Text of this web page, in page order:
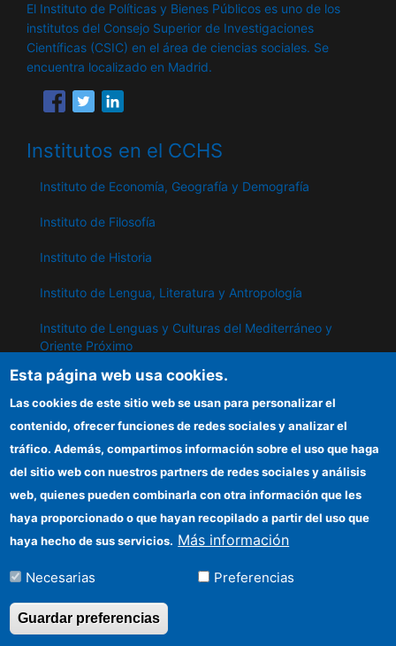
El Instituto de Políticas y Bienes Públicos es uno de los
institutos del Consejo Superior de Investigaciones
Científicas (CSIC) en el área de ciencias sociales. Se
encuentra localizado en Madrid.
Institutos en el CCHS
Instituto de Economía, Geografía y Demografía
Instituto de Filosofía
Instituto de Historia
Instituto de Lengua, Literatura y Antropología
Instituto de Lenguas y Culturas del Mediterráneo y
Oriente Próximo
Instituto de Políticas y Bienes Públicos
IPP
Sede electrónica CSIC
Información para proveedores
Organismos financiadores
Cómo llegar
Esta página web usa cookies.
Las cookies de este sitio web se usan para personalizar el
contenido, ofrecer funciones de redes sociales y analizar el
tráfico. Además, compartimos información sobre el uso que haga
del sitio web con nuestros partners de redes sociales y análisis
web, quienes pueden combinarla con otra información que les
haya proporcionado o que hayan recopilado a partir del uso que
haya hecho de sus servicios. Más información
Necesarias Preferencias
Guardar preferencias